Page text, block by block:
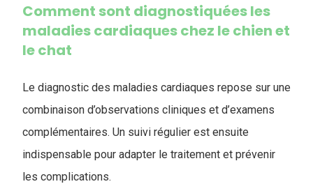
Comment sont diagnostiquées les
maladies cardiaques chez le chien et
le chat
Le diagnostic des maladies cardiaques repose sur une
combinaison d’observations cliniques et d’examens
complémentaires. Un suivi régulier est ensuite
indispensable pour adapter le traitement et prévenir
les complications.